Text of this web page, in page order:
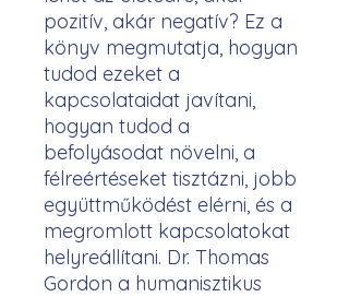
pozitív, akár negatív? Ez a
könyv megmutatja, hogyan
tudod ezeket a
kapcsolataidat javítani,
hogyan tudod a
befolyásodat növelni, a
félreértéseket tisztázni, jobb
együttműködést elérni, és a
megromlott kapcsolatokat
helyreállítani. Dr. Thomas
Gordon a humanisztikus